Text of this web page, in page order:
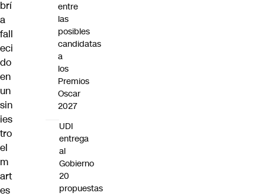
brí
a
fall
eci
do
en
un
sin
ies
tro
el
m
art
es
entre
las
posibles
candidatas
a
los
Premios
Oscar
2027
UDI
entrega
al
Gobierno
20
propuestas